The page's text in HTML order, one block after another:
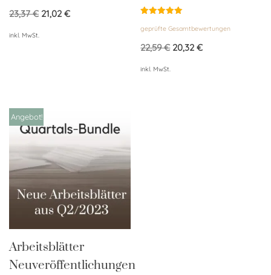
23,37€ 21,02 €
inkl. MwSt.
mit
von 5
geprüfte Gesamtbewertungen
22,59€ 20,32€
inkl. MwSt.
Angebot!
Arbeitsblätter
Neuveröffentlichungen